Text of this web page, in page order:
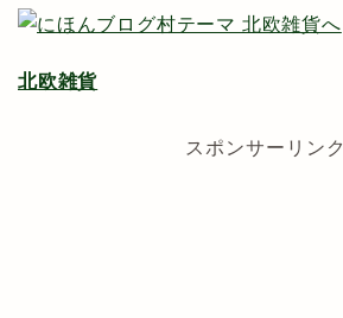
北欧雑貨
スポンサーリンク